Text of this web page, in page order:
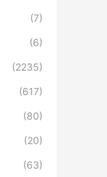
(7)
(6)
(2235)
(617)
(80)
(20)
(63)